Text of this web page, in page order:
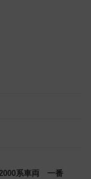
系車両 一番